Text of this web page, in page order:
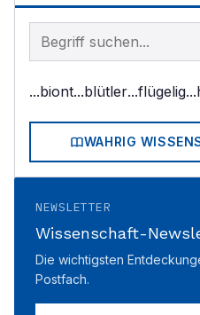
Begriff im Lexikon suchen
...biont...blütler...flügelig
WAHRIG
NEWSLETTER
Wissenschaft-
Die wichtigsten
Postfach.